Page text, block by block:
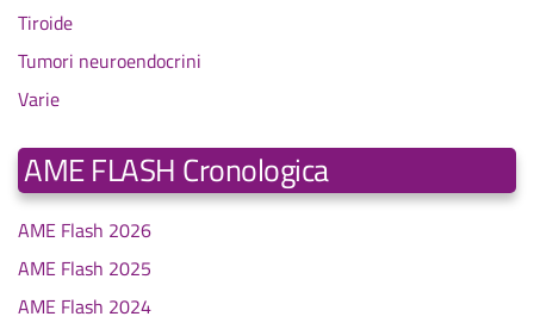
Tiroide
Tumori neuroendocrini
Varie
AME FLASH Cronologica
AME Flash 2026
AME Flash 2025
AME Flash 2024